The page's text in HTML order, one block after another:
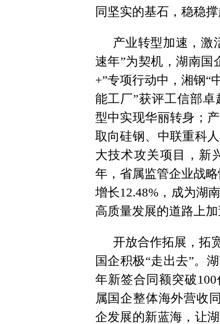
同坚实的基石，稳稳
产业转型加速，激
速年”为契机，湖南国
+”专项行动中，湘钢“
能工厂”获评工信部
型中实现华丽转身；
取向硅钢、中联重科
大技术攻关项目，新
年，省属监管企业战
增长12.48%，成为湖
高质量发展的道路上
开放合作拓展，拓
国企积极“走出去”。
年新签合同额突破
属国企整体海外营收
企发展的新蓝海，让